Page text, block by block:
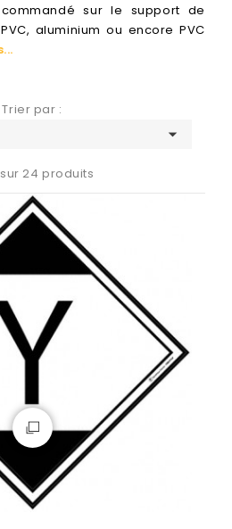
sur le support de
aluminium ou encore PVC
Trier par :

24 produits